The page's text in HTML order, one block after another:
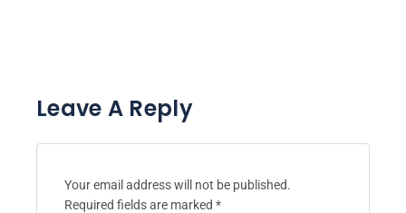
Leave A Reply
Your email address will not be published.
Required fields are marked *